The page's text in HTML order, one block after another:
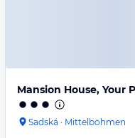
Mansion House, Your
Sadská · Mittelböhmen